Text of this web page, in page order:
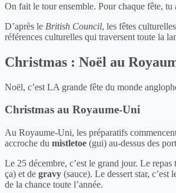
On fait le tour ensemble. Pour chaque fête,
D’après le British Council, les fêtes
références culturelles qui traversent toute la
Christmas : Noël au
Noël, c’est LA grande fête du monde
Christmas au Royaume-Uni
Au Royaume-Uni, les préparatifs
accroche du mistletoe (gui) au-dessus des
Le 25 décembre, c’est le grand jour. Le
ça) et de gravy (sauce). Le dessert star, c’est
de la chance toute l’année.